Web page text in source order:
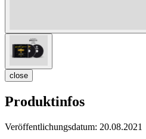
close
Produktinfos
Veröffentlichungsdatum: 20.08.2021